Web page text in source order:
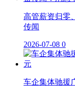
高管薪资归零
传闻
2026-07-08 0
车企集体驰援